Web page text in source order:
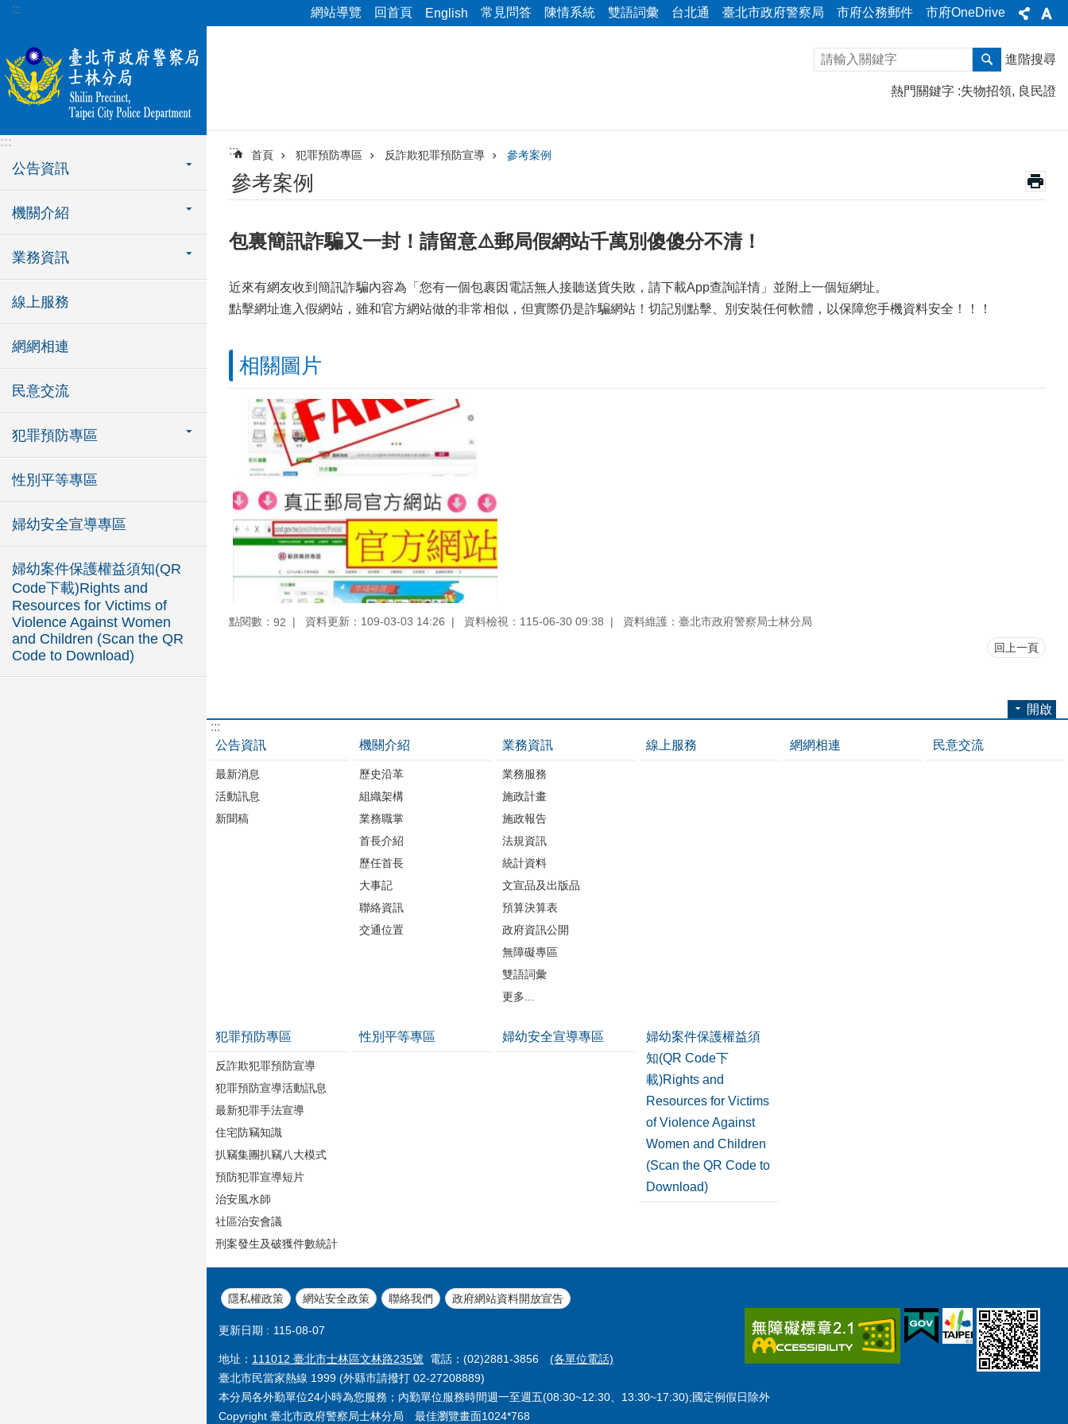
跳到主要內容區塊
::: 網站導覽 回首頁 English 常見問答 陳情系統 雙語詞彙 台北通 臺北市政府警察局 市府公務郵件 市府OneDrive
:::
公告資訊
機關介紹
業務資訊
線上服務
網網相連
民意交流
犯罪預防專區
性別平等專區
婦幼安全宣導專區
婦幼案件保護權益須知(QR
Code下載)Rights and
Resources for Victims of
Violence Against Women
and Children (Scan the QR
Code to Download)
進階搜尋
熱門關鍵字 失物招領 良民證
::: 首頁 犯罪預防專區 反詐欺犯罪預防宣導 參考案例
參考案例
包裏簡訊詐騙又一封！請留意⚠️郵局假網站千萬別傻傻分不清！
近來有網友收到簡訊詐騙內容為「您有一個包裹因電話無人接聽送貨失敗，請下載App查詢詳情」並附上一個短網址。
點擊網址進入假網站，雖和官方網站做的非常相似，但實際仍是詐騙網站！切記別點擊、別安裝任何軟體，以保障您手機資料安全！！！
相關圖片
點閱數： 92 資料更新：109-03-03 14:26 資料檢視：115-06-30 09:38 資料維護：臺北市政府警察局士林分局
回上一頁
開啟
:::
公告資訊
最新消息
活動訊息
新聞稿
機關介紹
歷史沿革
組織架構
業務職掌
首長介紹
歷任首長
大事記
聯絡資訊
交通位置
業務資訊
業務服務
施政計畫
施政報告
法規資訊
統計資料
文宣品及出版品
預算決算表
政府資訊公開
無障礙專區
雙語詞彙
更多...
線上服務 網網相連 民意交流
犯罪預防專區
反詐欺犯罪預防宣導
犯罪預防宣導活動訊息
最新犯罪手法宣導
住宅防竊知識
扒竊集團扒竊八大模式
預防犯罪宣導短片
治安風水師
社區治安會議
刑案發生及破獲件數統計
性別平等專區 婦幼安全宣導專區
婦幼案件保護權益須
知(QR Code下
載)Rights and
Resources for Victims
of Violence Against
Women and Children
(Scan the QR Code to
Download)
隱私權政策 網站安全政策 聯絡我們 政府網站資料開放宣告
更新日期 115-08-07
地址： 111012 臺北市士林區文林路235號 電話：(02)2881-3856 (各單位電話)
臺北市民當家熱線 1999 (外縣市請撥打 02-27208889)
本分局各外勤單位24小時為您服務；內勤單位服務時間週一至週五(08:30~12:30、13:30~17:30);國定例假日除外
Copyright 臺北市政府警察局士林分局 最佳瀏覽畫面1024*768